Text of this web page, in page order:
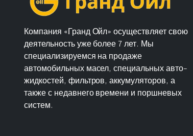
Компания «Гранд Ойл» осуществляет свою
деятельность уже более 7 лет. Мы
специализируемся на продаже
автомобильных масел, специальных авто-
жидкостей, фильтров, аккумуляторов, а
также с недавнего времени и поршневых
систем.